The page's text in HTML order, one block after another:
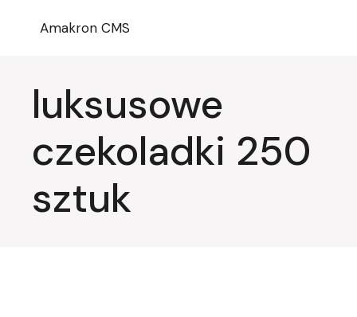
Amakron CMS
luksusowe
czekoladki 250
sztuk